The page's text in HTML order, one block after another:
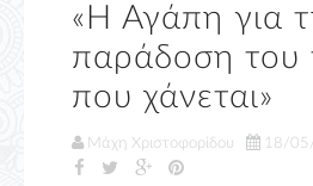
«Η Αγάπη για
παράδοση του
που χάνεται»
Μάχη Χριστοφορίδου 18/